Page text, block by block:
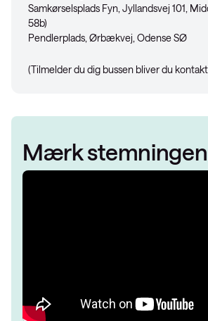
Samkørselsplads Fyn, Jyllandsvej 101,
58b)
Pendlerplads, Ørbækvej, Odense SØ
(Tilmelder du dig bussen bliver du
Mærk stemningen